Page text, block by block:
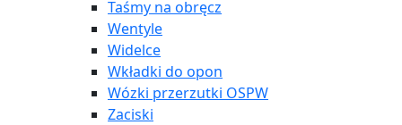
Taśmy na obręcz
Wentyle
Widelce
Wkładki do opon
Wózki przerzutki OSPW
Zaciski